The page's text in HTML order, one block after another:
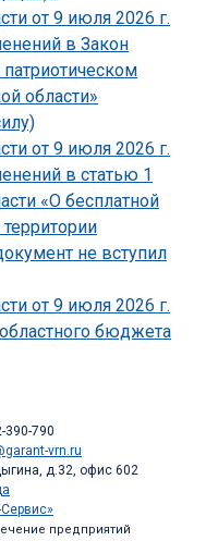
от 9 июля 2026 г.
в Закон
области»
от 9 июля 2026 г.
в статью 1
«О бесплатной
не вступил
от 9 июля 2026 г.
бюджета
390-790
vrn.ru
д.32, офис 602
предприятий